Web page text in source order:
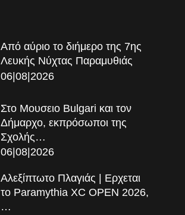
Από αύριο το διήμερο της 7ης
Λευκής Νύχτας Παραμυθιάς
06|08|2026
Στο Μουσειο Bulgari και τον
Δήμαρχο, εκπρόσωποι της
Σχολής…
06|08|2026
Αλεξίπτωτο Πλαγιάς | Ερχεται
το Paramythia XC OPEN 2026,
…